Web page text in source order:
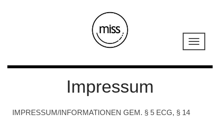
Impressum
IMPRESSUM/INFORMATIONEN GEM. § 5 ECG, § 14